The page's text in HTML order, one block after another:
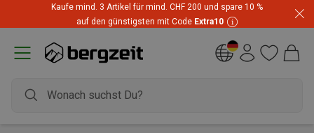
Kaufe mind. 3 Artikel für mind. CHF 200 und spare 10 %
auf den günstigsten mit Code Extra10